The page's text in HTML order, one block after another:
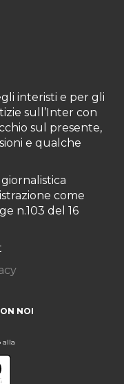
interisti e per gli
sull’Inter con
sul presente,
e qualche
come
n.103 del 16
NOI
alla